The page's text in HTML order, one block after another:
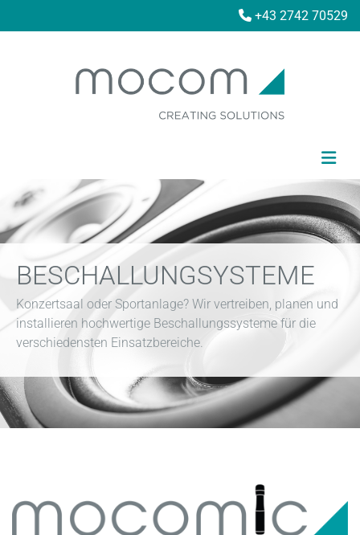
 +43 2742 70529
BESCHALLUNGSYSTEME
Konzertsaal oder Sportanlage? Wir vertreiben, planen und
installieren hochwertige Beschallungssysteme für die
verschiedensten Einsatzbereiche.